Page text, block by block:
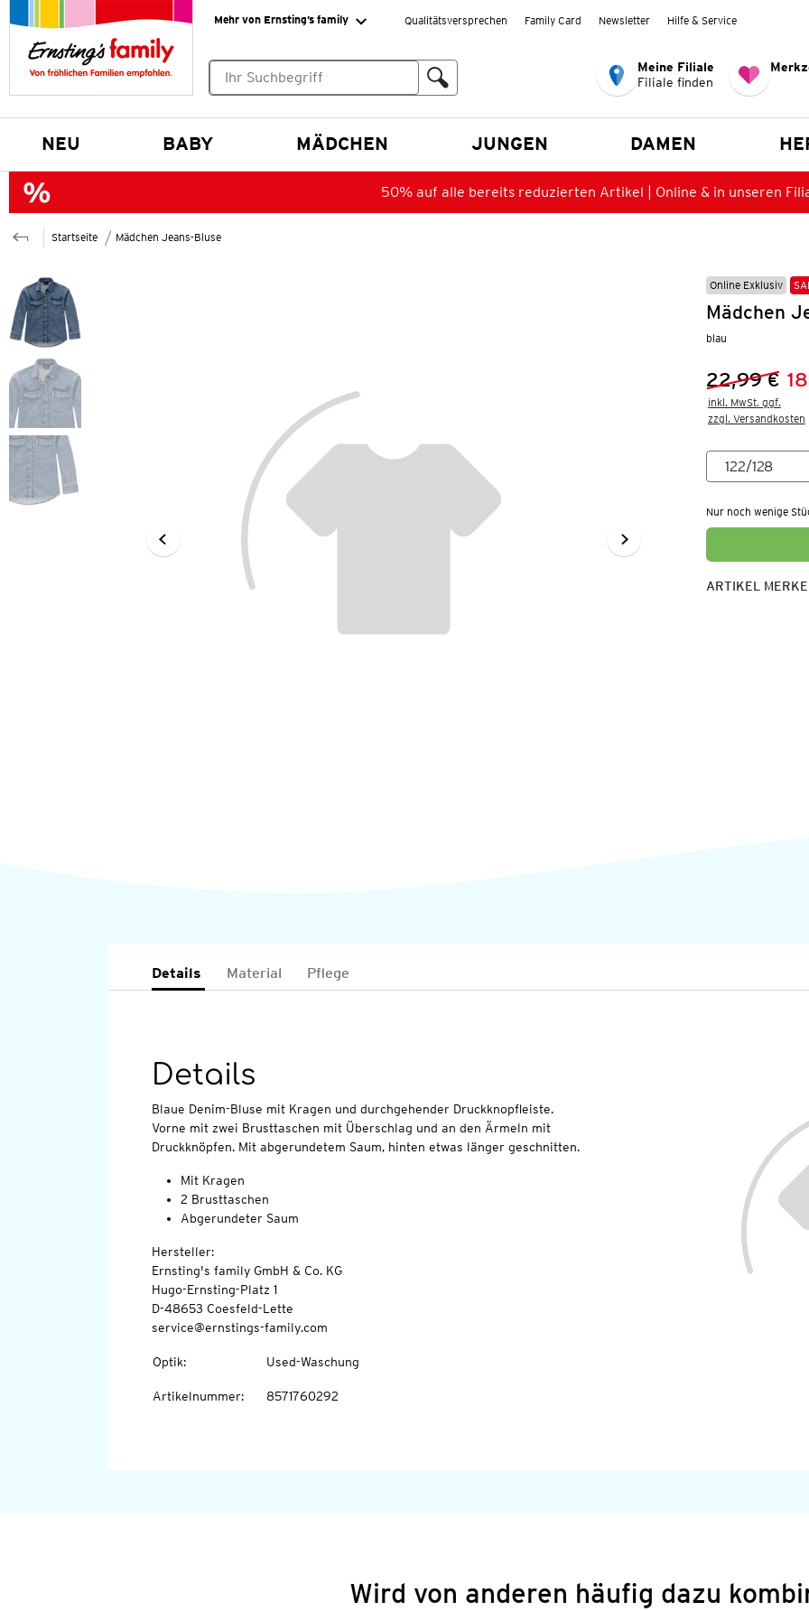
Mehr von Ernsting’s family Qualitätsversprechen Family Card Newsletter Hilfe & Service
Meine Filiale
Filiale finden
NEU BABY MÄDCHEN JUNGEN DAMEN
50% auf alle bereits reduzierten Artikel | Online & in unseren
Startseite Mädchen Jeans-Bluse
Online Exklusiv
Mädchen
blau
Vorheriger
22,99 €
Neuer
inkl. MwSt. ggf.
zzgl. Versandkosten
Nur noch wenige
ARTIKEL
Details Material Pflege
Details
Blaue Denim-Bluse mit Kragen und durchgehender Druckknopfleiste.
Vorne mit zwei Brusttaschen mit Überschlag und an den Ärmeln mit
Druckknöpfen. Mit abgerundetem Saum, hinten etwas länger geschnitten.
Mit Kragen
2 Brusttaschen
Abgerundeter Saum
Hersteller:
Ernsting's family GmbH & Co. KG
Hugo-Ernsting-Platz 1
D-48653 Coesfeld-Lette
service@ernstings-family.com
Optik: Used-Waschung
Artikelnummer: 8571760292
Wird von anderen häufig dazu